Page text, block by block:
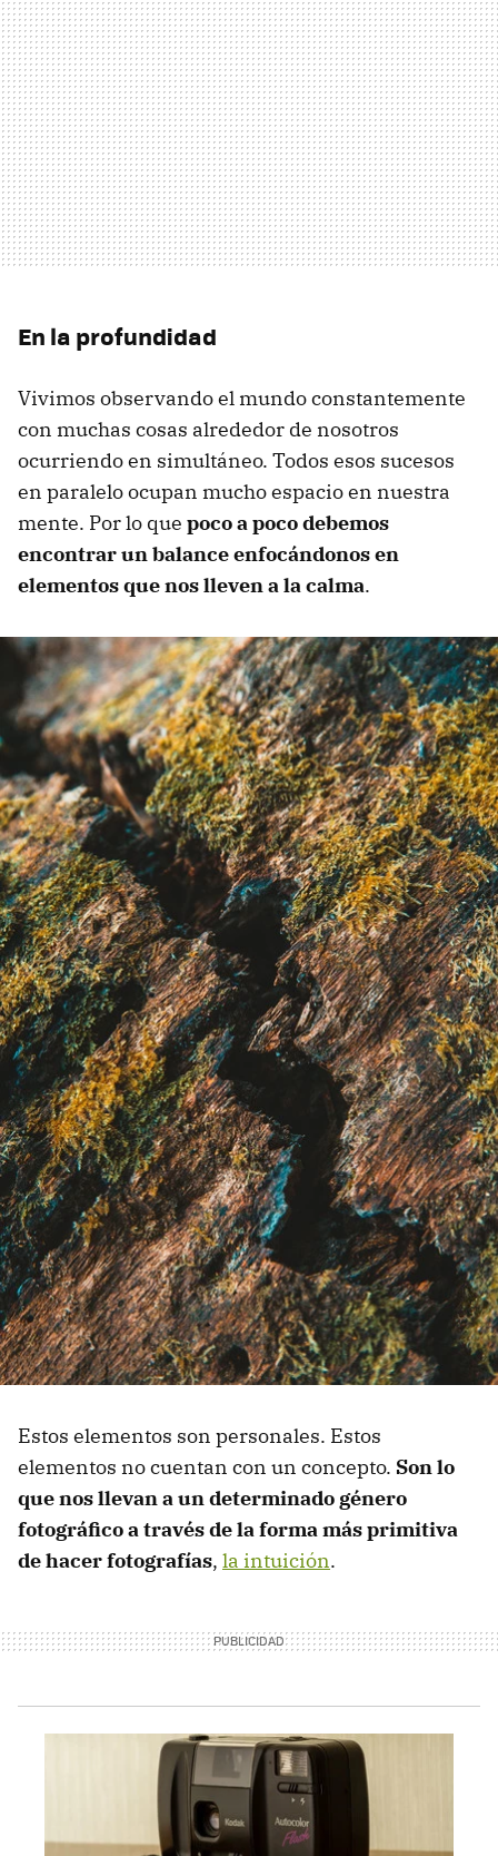
En la profundidad
Vivimos observando el mundo constantemente
con muchas cosas alrededor de nosotros
ocurriendo en simultáneo. Todos esos sucesos
en paralelo ocupan mucho espacio en nuestra
mente. Por lo que poco a poco debemos
encontrar un balance enfocándonos en
elementos que nos lleven a la calma.
Estos elementos son personales. Estos
elementos no cuentan con un concepto. Son lo
que nos llevan a un determinado género
fotográfico a través de la forma más primitiva
de hacer fotografías, la intuición.